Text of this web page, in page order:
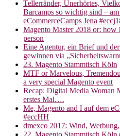
Tellerränder, Unerhörtes,
Barcamps so wichtig sind –
eCommerceCamps Jena
Magento Master 2018 or: how
person
Eine Agentur, ein Brief und
gewinnen via
23. Magento Stammtisch Köln
MTF or Marvelous,
a very special Magento event
Recap: Digital Media
erstes Mal….
Me, Magento and I auf dem
#eccHH
dmexco 2017: Wind,